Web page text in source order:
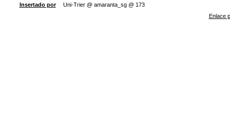
Insertado por
Uni-Trier @ amaranta_sg @ 173
Enlace